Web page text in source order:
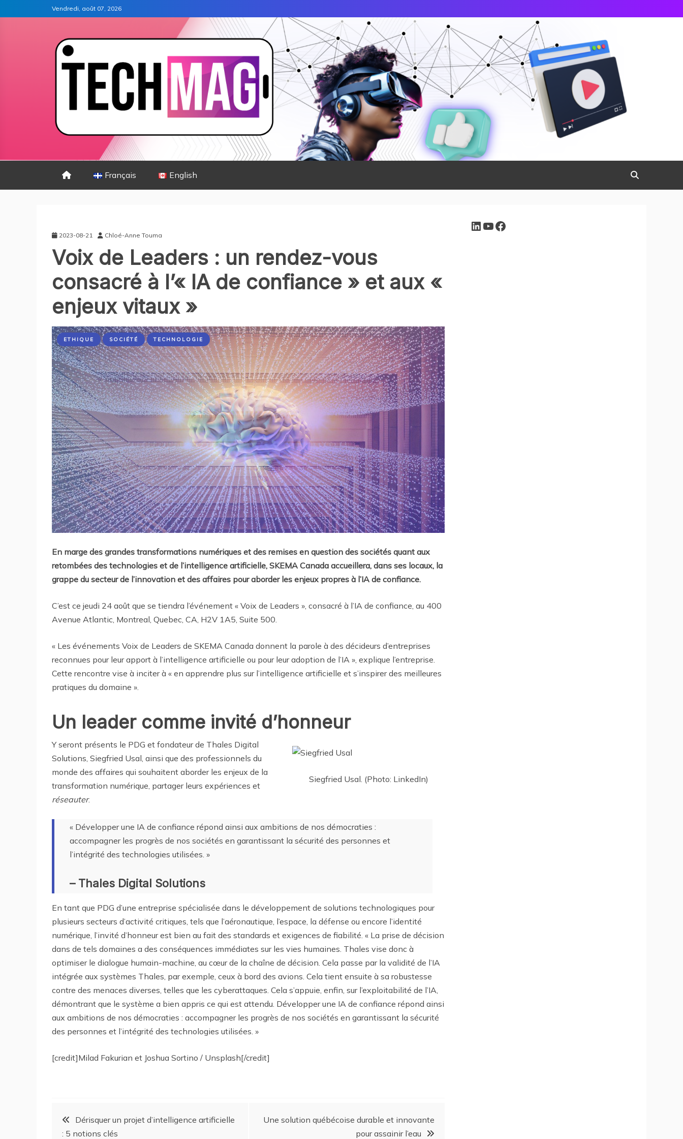
Vendredi, août 07, 2026
Français English
2023-08-21 Chloé-Anne Touma
Voix de Leaders : un rendez-vous
consacré à l’« IA de confiance » et aux «
enjeux vitaux »
ETHIQUE SOCIÉTÉ TECHNOLOGIE
En marge des grandes transformations numériques et des remises en question des sociétés quant aux
retombées des technologies et de l’intelligence artificielle, SKEMA Canada accueillera, dans ses locaux, la
grappe du secteur de l’innovation et des affaires pour aborder les enjeux propres à l’IA de confiance.
C’est ce jeudi 24 août que se tiendra l’événement « Voix de Leaders », consacré à l’IA de confiance, au 400
Avenue Atlantic, Montreal, Quebec, CA, H2V 1A5, Suite 500.
« Les événements Voix de Leaders de SKEMA Canada donnent la parole à des décideurs d’entreprises
reconnues pour leur apport à l’intelligence artificielle ou pour leur adoption de l’IA », explique l’entreprise.
Cette rencontre vise à inciter à « en apprendre plus sur l’intelligence artificielle et s’inspirer des meilleures
pratiques du domaine ».
Un leader comme invité d’honneur
Siegfried Usal. (Photo: LinkedIn)
Y seront présents le PDG et fondateur de Thales Digital
Solutions, Siegfried Usal, ainsi que des professionnels du
monde des affaires qui souhaitent aborder les enjeux de la
transformation numérique, partager leurs expériences et
réseauter.
« Développer une IA de confiance répond ainsi aux ambitions de nos démocraties :
accompagner les progrès de nos sociétés en garantissant la sécurité des personnes et
l’intégrité des technologies utilisées. »
– Thales Digital Solutions
En tant que PDG d’une entreprise spécialisée dans le développement de solutions technologiques pour
plusieurs secteurs d’activité critiques, tels que l’aéronautique, l’espace, la défense ou encore l’identité
numérique, l’invité d’honneur est bien au fait des standards et exigences de fiabilité. « La prise de décision
dans de tels domaines a des conséquences immédiates sur les vies humaines. Thales vise donc à
optimiser le dialogue humain-machine, au cœur de la chaîne de décision. Cela passe par la validité de l’IA
intégrée aux systèmes Thales, par exemple, ceux à bord des avions. Cela tient ensuite à sa robustesse
contre des menaces diverses, telles que les cyberattaques. Cela s’appuie, enfin, sur l’exploitabilité de l’IA,
démontrant que le système a bien appris ce qui est attendu. Développer une IA de confiance répond ainsi
aux ambitions de nos démocraties : accompagner les progrès de nos sociétés en garantissant la sécurité
des personnes et l’intégrité des technologies utilisées. »
[credit]Milad Fakurian et Joshua Sortino / Unsplash[/credit]
Dérisquer un projet d’intelligence artificielle
: 5 notions clés
Une solution québécoise durable et innovante
pour assainir l’eau